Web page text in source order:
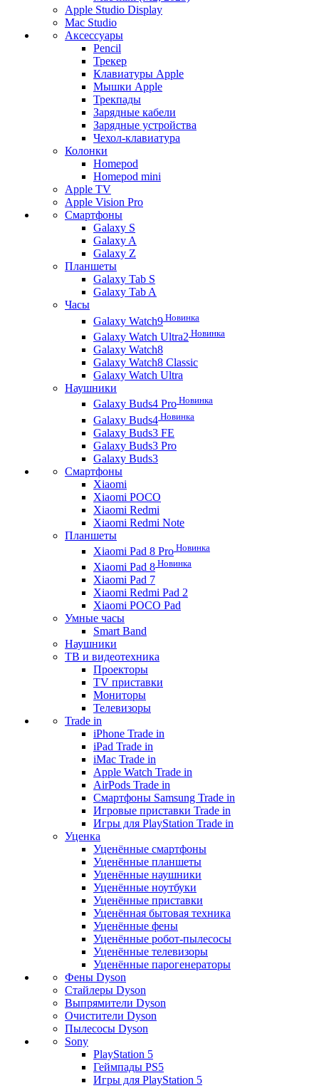
Apple Studio Display
Mac Studio
Аксессуары
Pencil
Трекер
Клавиатуры Apple
Мышки Apple
Трекпады
Зарядные кабели
Зарядные устройства
Чехол-клавиатура
Колонки
Homepod
Homepod mini
Apple TV
Apple Vision Pro
Смартфоны
Galaxy S
Galaxy A
Galaxy Z
Планшеты
Galaxy Tab S
Galaxy Tab A
Часы
Galaxy Watch9 Новинка
Galaxy Watch Ultra2 Новинка
Galaxy Watch8
Galaxy Watch8 Classic
Galaxy Watch Ultra
Наушники
Galaxy Buds4 Pro Новинка
Galaxy Buds4 Новинка
Galaxy Buds3 FE
Galaxy Buds3 Pro
Galaxy Buds3
Смартфоны
Xiaomi
Xiaomi POCO
Xiaomi Redmi
Xiaomi Redmi Note
Планшеты
Xiaomi Pad 8 Pro Новинка
Xiaomi Pad 8 Новинка
Xiaomi Pad 7
Xiaomi Redmi Pad 2
Xiaomi POCO Pad
Умные часы
Smart Band
Наушники
ТВ и видеотехника
Проекторы
TV приставки
Мониторы
Телевизоры
Trade in
iPhone Trade in
iPad Trade in
iMac Trade in
Apple Watch Trade in
AirPods Trade in
Смартфоны Samsung Trade in
Игровые приставки Trade in
Игры для PlayStation Trade in
Уценка
Уценённые смартфоны
Уценённые планшеты
Уценённые наушники
Уценённые ноутбуки
Уценённые приставки
Уценённая бытовая техника
Уценённые фены
Уценённые робот-пылесосы
Уценённые телевизоры
Уценённые парогенераторы
Фены Dyson
Стайлеры Dyson
Выпрямители Dyson
Очистители Dyson
Пылесосы Dyson
Sony
PlayStation 5
Геймпады PS5
Игры для PlayStation 5